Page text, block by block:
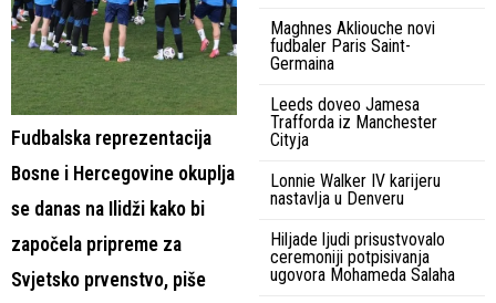
Fudbalska reprezentacija
Bosne i Hercegovine okuplja
se danas na Ilidži kako bi
započela pripreme za
Svjetsko prvenstvo, piše
Maghnes Akliouche novi
fudbaler Paris Saint-
Germaina
Leeds doveo Jamesa
Trafforda iz Manchester
Cityja
Lonnie Walker IV karijeru
nastavlja u Denveru
Hiljade ljudi prisustvovalo
ceremoniji potpisivanja
ugovora Mohameda Salaha